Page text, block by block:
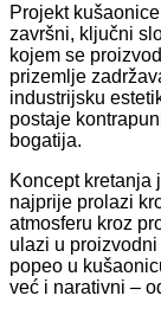
Projekt
završni, ključni
kojem se
prizemlje
industrijsku
postaje
bogatija.
Koncept kretanja
najprije prolazi
atmosferu kroz
ulazi u
popeo u
već i narativni –